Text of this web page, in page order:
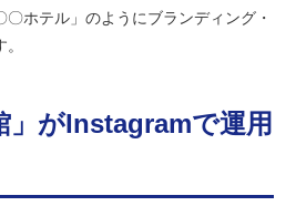
〇ホテル」のようにブランディング・
」がInstagramで運用